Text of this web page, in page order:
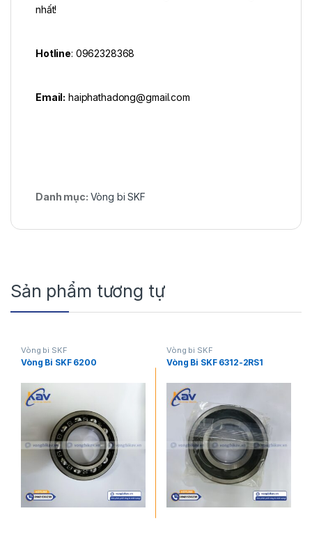
nhất!
Hotline: 0962328368
Email: haiphathadong@gmail.com
Danh mục: Vòng bi SKF
Sản phẩm tương tự
Vòng bi SKF
Vòng Bi SKF 6200
Vòng bi SKF
Vòng Bi SKF 6312-2RS1